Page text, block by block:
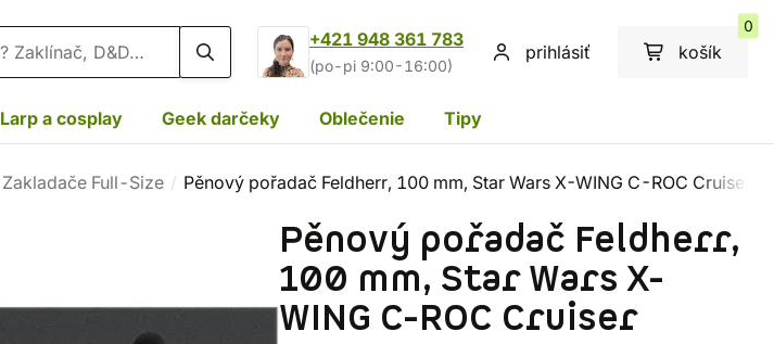
+421 948 361 783
(po-pi 9:00-16:00)
prihlásiť košík
0
Larp a cosplay Geek darčeky Oblečenie Tipy
Zakladače Full-Size Pěnový pořadač Feldherr, 100 mm, Star Wars X-WING C-ROC Cruiser
Pěnový pořadač Feldherr,
100 mm, Star Wars X-
WING C-ROC Cruiser